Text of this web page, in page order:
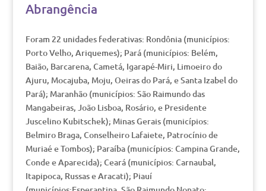
Abrangência
Foram 22 unidades federativas: Rondônia (municípios:
Porto Velho, Ariquemes); Pará (municípios: Belém,
Baião, Barcarena, Cametá, Igarapé-Miri, Limoeiro do
Ajuru, Mocajuba, Moju, Oeiras do Pará, e Santa Izabel do
Pará); Maranhão (municípios: São Raimundo das
Mangabeiras, João Lisboa, Rosário, e Presidente
Juscelino Kubitschek); Minas Gerais (municípios:
Belmiro Braga, Conselheiro Lafaiete, Patrocínio de
Muriaé e Tombos); Paraíba (municípios: Campina Grande,
Conde e Aparecida); Ceará (municípios: Carnaubal,
Itapipoca, Russas e Aracati); Piauí